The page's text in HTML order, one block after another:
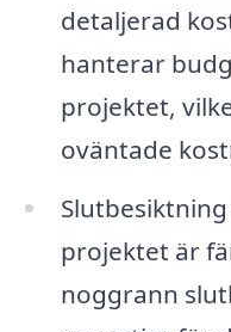
detaljerad
hanterar
projektet,
oväntade
projektet är
noggrann